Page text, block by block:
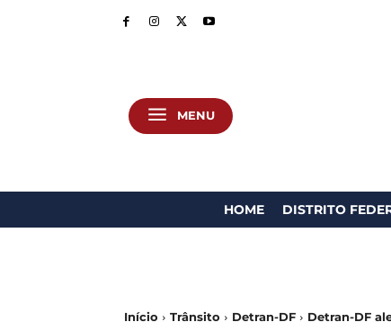
MENU
HOME DISTRITO
Início Trânsito Detran-DF Detran-DF